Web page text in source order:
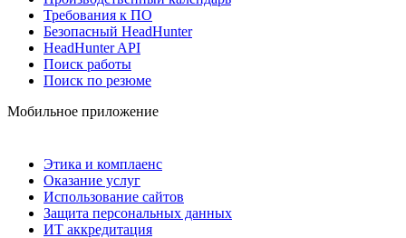
Требования к ПО
Безопасный HeadHunter
HeadHunter API
Поиск работы
Поиск по резюме
Мобильное приложение
Этика и комплаенс
Оказание услуг
Использование сайтов
Защита персональных данных
ИТ аккредитация